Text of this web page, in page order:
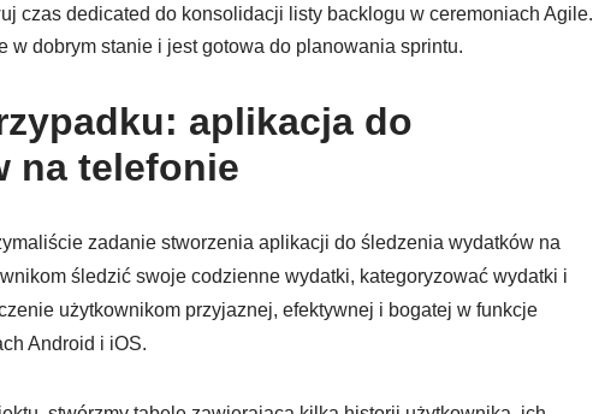
czas dedicated do konsolidacji listy backlogu w ceremoniach Agile.
w dobrym stanie i jest gotowa do planowania sprintu.
aplikacja do
na telefonie
zadanie stworzenia aplikacji do śledzenia wydatków na
śledzić swoje codzienne wydatki, kategoryzować wydatki i
użytkownikom przyjaznej, efektywnej i bogatej w funkcje
Android i iOS.